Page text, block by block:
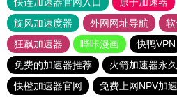
快连加速器官网入口
原子加速器
旋风加速度器
外网网址导航
狂飙加速器
哔咔漫画 快鸭VPN
免费的加速器推荐
火箭加速器永
快橙加速器官网
免费上网NPV加